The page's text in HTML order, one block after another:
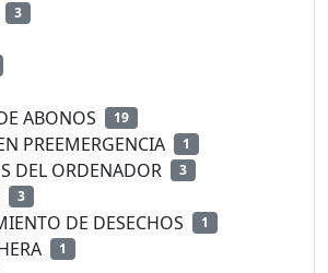
3
ABONOS 19
PREEMERGENCIA 1
DEL ORDENADOR 3
3
DE DESECHOS 1
1